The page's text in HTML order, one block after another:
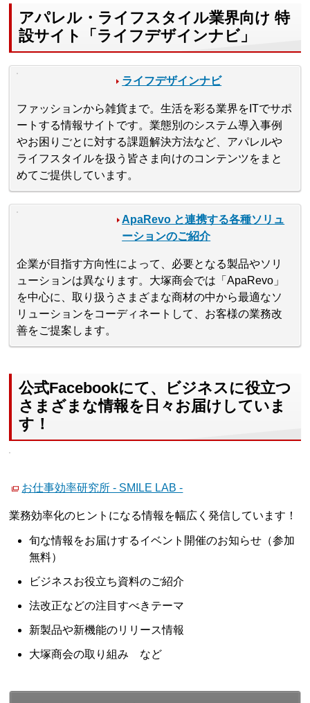
アパレル・ライフスタイル業界向け 特
設サイト「ライフデザインナビ」
ライフデザインナビ
ファッションから雑貨まで。生活を彩る業界をITでサポ
ートする情報サイトです。業態別のシステム導入事例
やお困りごとに対する課題解決方法など、アパレルや
ライフスタイルを扱う皆さま向けのコンテンツをまと
めてご提供しています。
ApaRevo と連携する各種ソリュ
ーションのご紹介
企業が目指す方向性によって、必要となる製品やソリ
ューションは異なります。大塚商会では「ApaRevo」
を中心に、取り扱うさまざまな商材の中から最適なソ
リューションをコーディネートして、お客様の業務改
善をご提案します。
公式Facebookにて、ビジネスに役立つ
さまざまな情報を日々お届けしていま
す！
お仕事効率研究所 - SMILE LAB -
業務効率化のヒントになる情報を幅広く発信しています！
旬な情報をお届けするイベント開催のお知らせ（参加
無料）
ビジネスお役立ち資料のご紹介
法改正などの注目すべきテーマ
新製品や新機能のリリース情報
大塚商会の取り組み など